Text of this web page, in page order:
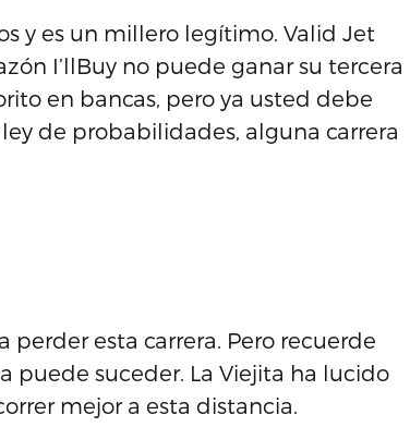
y es un millero legítimo. Valid Jet
I’llBuy no puede ganar su tercera
en bancas, pero ya usted debe
de probabilidades, alguna carrera
perder esta carrera. Pero recuerde
puede suceder. La Viejita ha lucido
mejor a esta distancia.